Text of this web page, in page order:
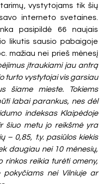
vystytojams tik šių
interneto svetaines.
pasipildė 66 naujais
likutis sausio pabaigoje
mažiau nei prieš mėnesį
įtraukiami jau antrą
turto vystytojai vis garsiau
šiame mieste. Tokiems
labai parankus, nes dėl
indeksas Klaipėdoje
šiuo metu jo reikšmė yra
– 0,85, t.y. pasiūlos kiekis
daugiau nei 10 mėnesių,
rinkos reikia turėti omeny,
nei Vilniuje ar